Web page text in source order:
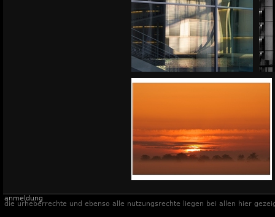
anmeldung
die urheberrechte und ebenso alle nutzungsrechte liegen bei allen hier